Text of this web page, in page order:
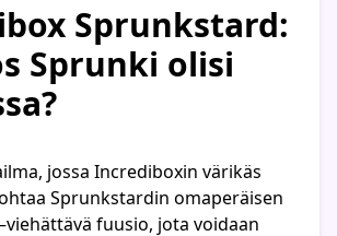
Sprunkstard:
Sprunki olisi
jossa Incrediboxin värikäs
Sprunkstardin omaperäisen
fuusio, jota voidaan